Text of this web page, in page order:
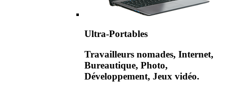
Ultra-Portables
Travailleurs nomades, Internet,
Bureautique, Photo,
Développement, Jeux vidéo.